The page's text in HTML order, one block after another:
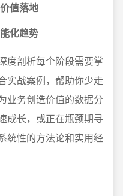
值落地
化趋势
度剖析每个阶段需要掌
实战案例，帮助你少走
业务创造价值的数据分
成长，或正在瓶颈期寻
统性的方法论和实用经